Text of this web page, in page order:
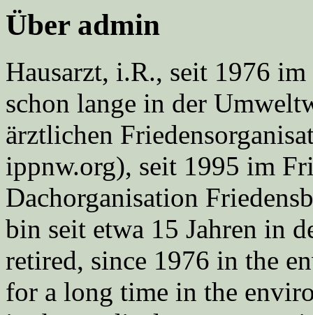
Über admin
Hausarzt, i.R., seit 1976
schon lange in der
ärztlichen
ippnw.org), seit 1995 im
Dachorganisation
bin seit etwa 15 Jahren in
retired, since 1976 in the
for a long time in the